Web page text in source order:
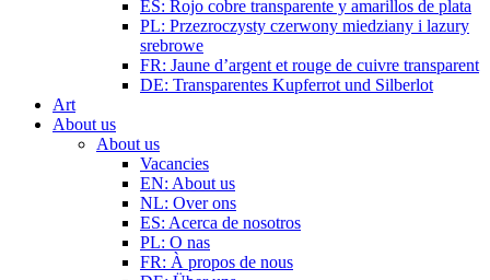
ES: Rojo cobre transparente y amarillos de plata
PL: Przezroczysty czerwony miedziany i lazury
srebrowe
FR: Jaune d’argent et rouge de cuivre transparent
DE: Transparentes Kupferrot und Silberlot
Art
About us
About us
Vacancies
EN: About us
NL: Over ons
ES: Acerca de nosotros
PL: O nas
FR: À propos de nous